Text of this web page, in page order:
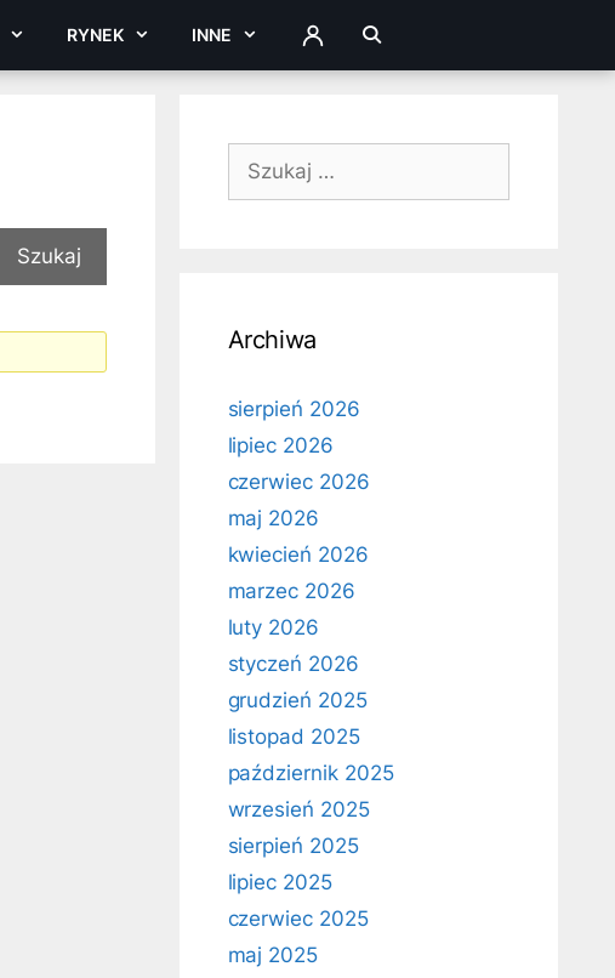
RYNEK INNE ZALOGUJ
Szukaj:
Archiwa
sierpień 2026
lipiec 2026
czerwiec 2026
maj 2026
kwiecień 2026
marzec 2026
luty 2026
styczeń 2026
grudzień 2025
listopad 2025
październik 2025
wrzesień 2025
sierpień 2025
lipiec 2025
czerwiec 2025
maj 2025